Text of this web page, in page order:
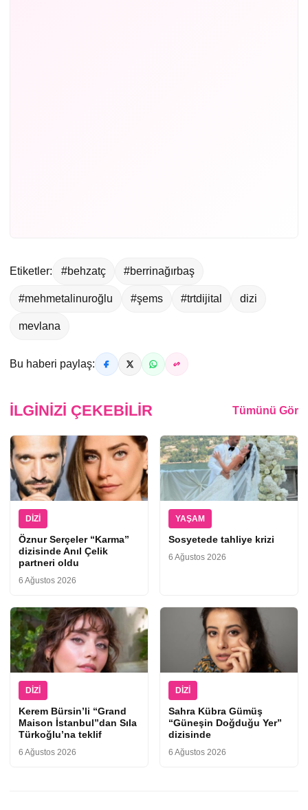
Etiketler: #behzatç #berrinağırbaş
#mehmetalinuroğlu #şems #trtdijital dizi
mevlana
Bu haberi paylaş:
İLGINIZI ÇEKEBILIR Tümünü Gör
DIZI
Öznur Serçeler “Karma”
dizisinde Anıl Çelik
partneri oldu
6 Ağustos 2026
YAŞAM
Sosyetede tahliye krizi
6 Ağustos 2026
DIZI
Kerem Bürsin’li “Grand
Maison İstanbul”dan Sıla
Türkoğlu’na teklif
6 Ağustos 2026
DIZI
Sahra Kübra Gümüş
“Güneşin Doğduğu Yer”
dizisinde
6 Ağustos 2026